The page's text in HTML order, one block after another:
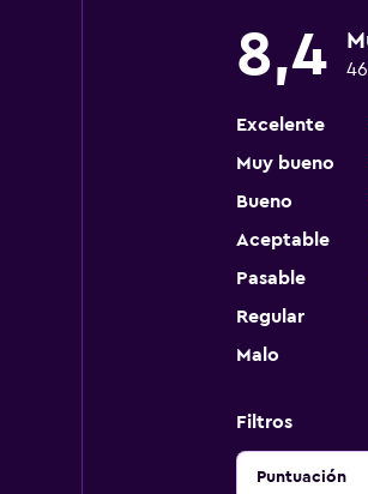
8,4
Excelente
Muy bueno
Bueno
Aceptable
Pasable
Regular
Malo
Filtros
Puntuación